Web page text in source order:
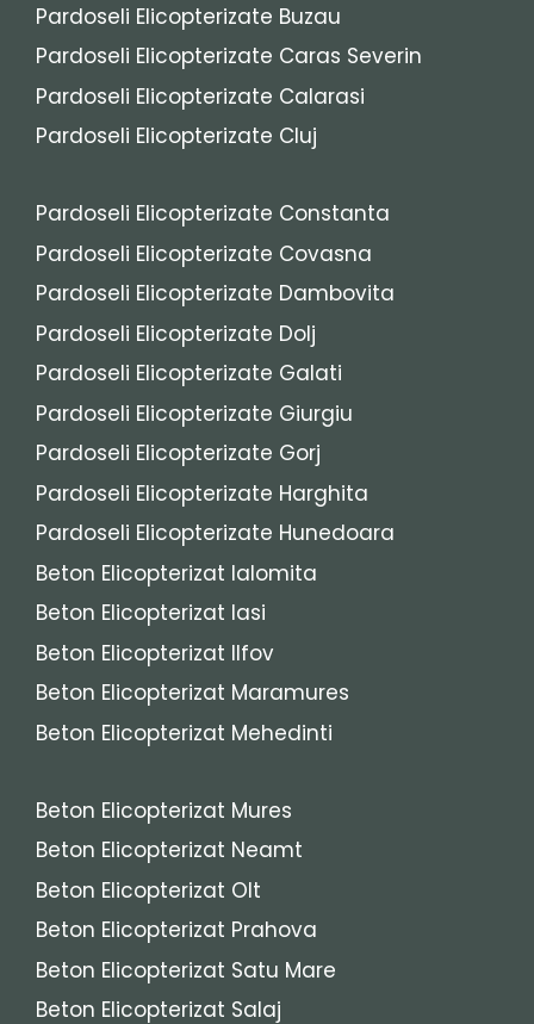
Pardoseli Elicopterizate Buzau
Pardoseli Elicopterizate Caras Severin
Pardoseli Elicopterizate Calarasi
Pardoseli Elicopterizate Cluj
Pardoseli Elicopterizate Constanta
Pardoseli Elicopterizate Covasna
Pardoseli Elicopterizate Dambovita
Pardoseli Elicopterizate Dolj
Pardoseli Elicopterizate Galati
Pardoseli Elicopterizate Giurgiu
Pardoseli Elicopterizate Gorj
Pardoseli Elicopterizate Harghita
Pardoseli Elicopterizate Hunedoara
Beton Elicopterizat Ialomita
Beton Elicopterizat Iasi
Beton Elicopterizat Ilfov
Beton Elicopterizat Maramures
Beton Elicopterizat Mehedinti
Beton Elicopterizat Mures
Beton Elicopterizat Neamt
Beton Elicopterizat Olt
Beton Elicopterizat Prahova
Beton Elicopterizat Satu Mare
Beton Elicopterizat Salaj